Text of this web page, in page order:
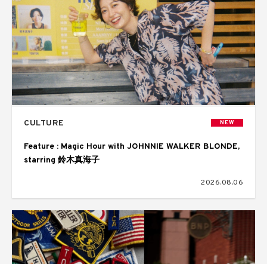
CULTURE NEW
Feature : Magic Hour with JOHNNIE WALKER BLONDE,
starring 鈴木真海子
2026.08.06